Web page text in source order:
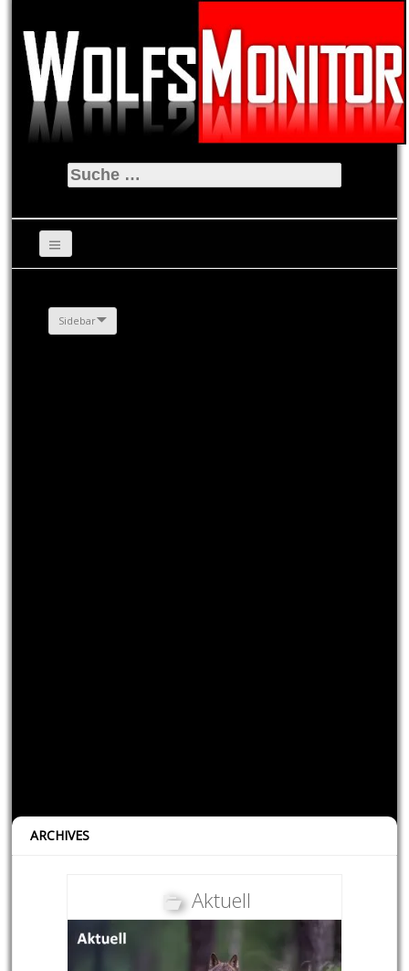
Suche
nach:
Sidebar
ARCHIVES
Aktuell